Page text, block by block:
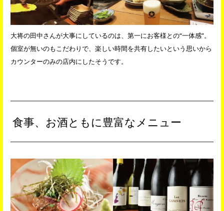
大将の田中さんが大事にしているのは、第一にお客様との“一体感”。
個室が無いのもこだわりで、楽しい時間を共有したいという思いから
カウンターのみの店内にしたそうです。
食事、お酒ともに豊富なメニュー